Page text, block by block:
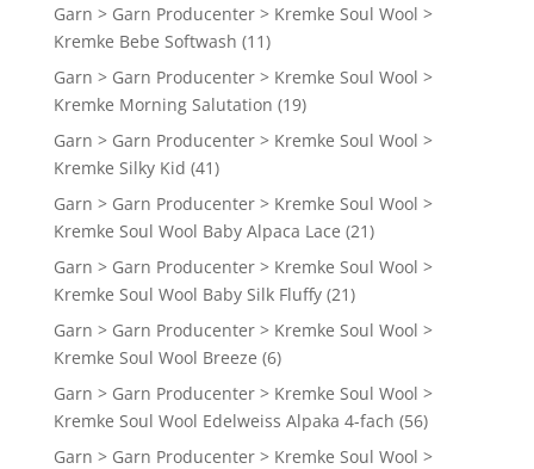
Garn > Garn Producenter > Kremke Soul Wool >
Kremke Bebe Softwash (11)
Garn > Garn Producenter > Kremke Soul Wool >
Kremke Morning Salutation (19)
Garn > Garn Producenter > Kremke Soul Wool >
Kremke Silky Kid (41)
Garn > Garn Producenter > Kremke Soul Wool >
Kremke Soul Wool Baby Alpaca Lace (21)
Garn > Garn Producenter > Kremke Soul Wool >
Kremke Soul Wool Baby Silk Fluffy (21)
Garn > Garn Producenter > Kremke Soul Wool >
Kremke Soul Wool Breeze (6)
Garn > Garn Producenter > Kremke Soul Wool >
Kremke Soul Wool Edelweiss Alpaka 4-fach (56)
Garn > Garn Producenter > Kremke Soul Wool >